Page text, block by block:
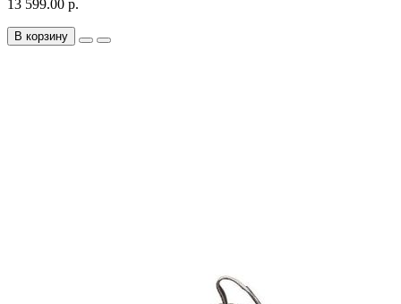
13 599.00 р.
В корзину